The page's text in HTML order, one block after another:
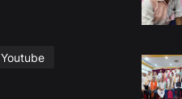
Youtube